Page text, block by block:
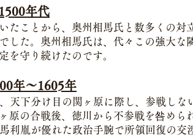
年代
たことから、奥州相馬氏と数多くの対
した。奥州相馬氏は、代々この強大な
を守り続けたのです。
年〜1605年
天下分け目の関ヶ原に際し、参戦しな
原の合戦後、徳川から不参戦を咎めら
利胤が優れた政治手腕で所領回復の交